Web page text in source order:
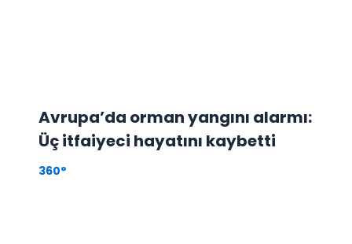
Avrupa’da orman yangını alarmı:
Üç itfaiyeci hayatını kaybetti
360°